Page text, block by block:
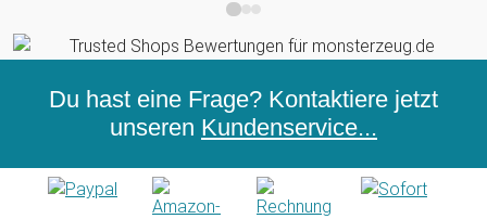
Du hast eine Frage? Kontaktiere jetzt
unseren Kundenservice...